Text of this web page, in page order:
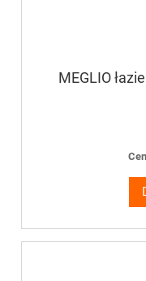
MEGLIO